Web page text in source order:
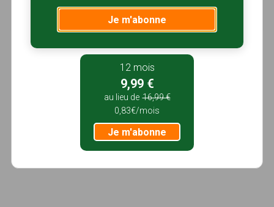
Tracé GPS
Je m'abonne
12 mois
9,99 €
au lieu de 16,99 €
0,83€/mois
Je m'abonne